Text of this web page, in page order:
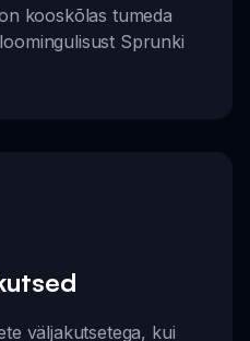
kooskõlas tumeda
Sprunki
väljakutsetega, kui